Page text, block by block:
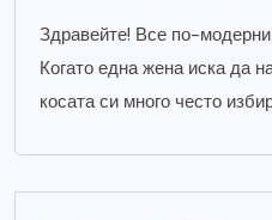
Здравейте! Все по-модерни
Когато една жена иска да
косата си много често